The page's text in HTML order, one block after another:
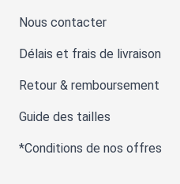
Nous contacter
Délais et frais de livraison
Retour & remboursement
Guide des tailles
*Conditions de nos offres